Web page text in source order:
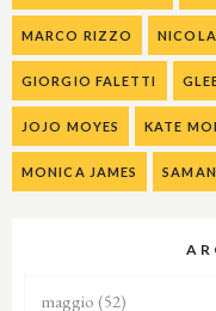
MARCO RIZZO
GIORGIO FALETTI
JOJO MOYES KATE
MONICA JAMES